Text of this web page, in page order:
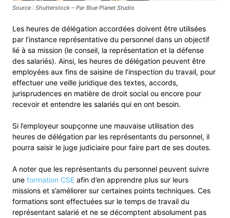
Source : Shutterstock – Par Blue Planet Studio
Les heures de délégation accordées doivent être utilisées
par l’instance représentative du personnel dans un objectif
lié à sa mission (le conseil, la représentation et la défense
des salariés). Ainsi, les heures de délégation peuvent être
employées aux fins de saisine de l’inspection du travail, pour
effectuer une veille juridique des textes, accords,
jurisprudences en matière de droit social ou encore pour
recevoir et entendre les salariés qui en ont besoin.
Si l’employeur soupçonne une mauvaise utilisation des
heures de délégation par les représentants du personnel, il
pourra saisir le juge judiciaire pour faire part de ses doutes.
A noter que les représentants du personnel peuvent suivre
une formation CSE afin d’en apprendre plus sur leurs
missions et s’améliorer sur certaines points techniques. Ces
formations sont effectuées sur le temps de travail du
représentant salarié et ne se décomptent absolument pas